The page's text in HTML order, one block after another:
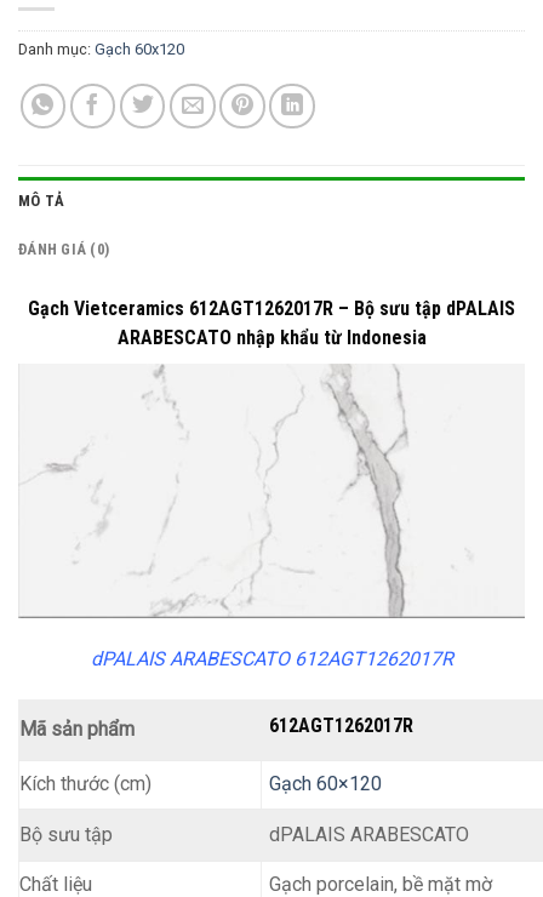
Danh mục: Gạch 60x120
MÔ TẢ
ĐÁNH GIÁ (0)
Gạch Vietceramics 612AGT1262017R – Bộ sưu tập dPALAIS
ARABESCATO nhập khẩu từ Indonesia
dPALAIS ARABESCATO 612AGT1262017R
Mã sản phẩm 612AGT1262017R
Kích thước (cm) Gạch 60×120
Bộ sưu tập dPALAIS ARABESCATO
Chất liệu Gạch porcelain, bề mặt mờ